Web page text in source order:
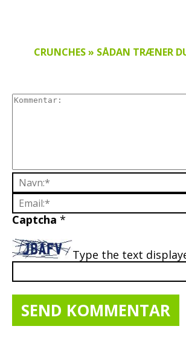
CRUNCHES » SÅDAN TRÆNER
Captcha *
Type the text